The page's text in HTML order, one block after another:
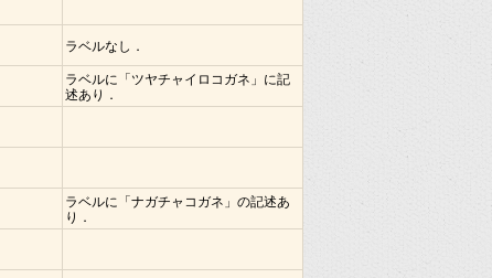
ラベルなし．
ラベルに「ツヤチャイロコガネ」に記
述あり．
ラベルに「ナガチャコガネ」の記述あ
り．